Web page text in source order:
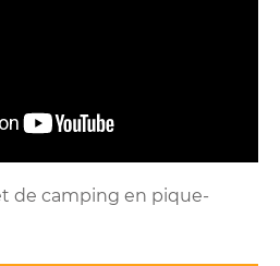
de camping en pique-